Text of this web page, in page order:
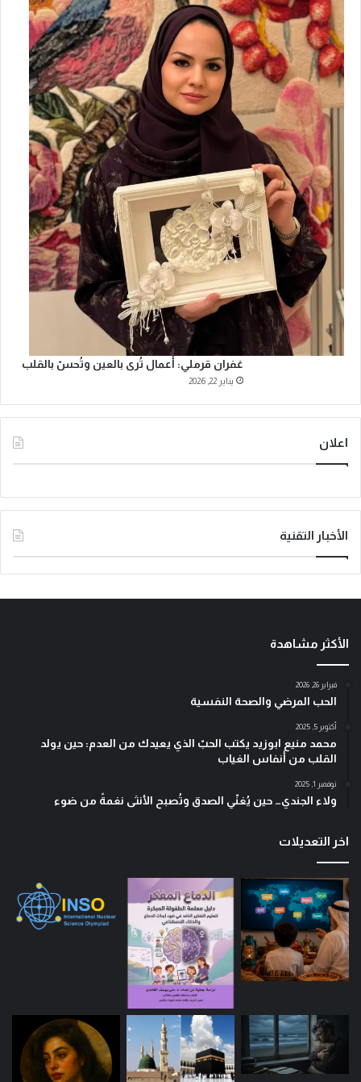
غفران قرملي: أعمال تُرى بالعين وتُحسّ بالقلب
يناير 22, 2026
اعلان
الأخبار التقنية
الأكثر مشاهدة
فبراير 26, 2026
الحب المرضي والصحة النفسية
أكتوبر 5, 2025
محمد منيع ابوزيد يكتب الحبّ الذي يعيدك من العدم: حين يولد
القلب من أنفاس الغياب
نوفمبر 1, 2025
ولاء الجندي… حين يُغنّي الصدق وتُصبح الأنثى نغمةً من ضوء
اخر التعديلات